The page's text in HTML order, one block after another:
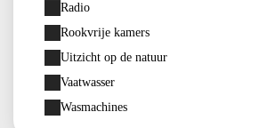
Radio
Rookvrije kamers
Uitzicht op de natuur
Vaatwasser
Wasmachines